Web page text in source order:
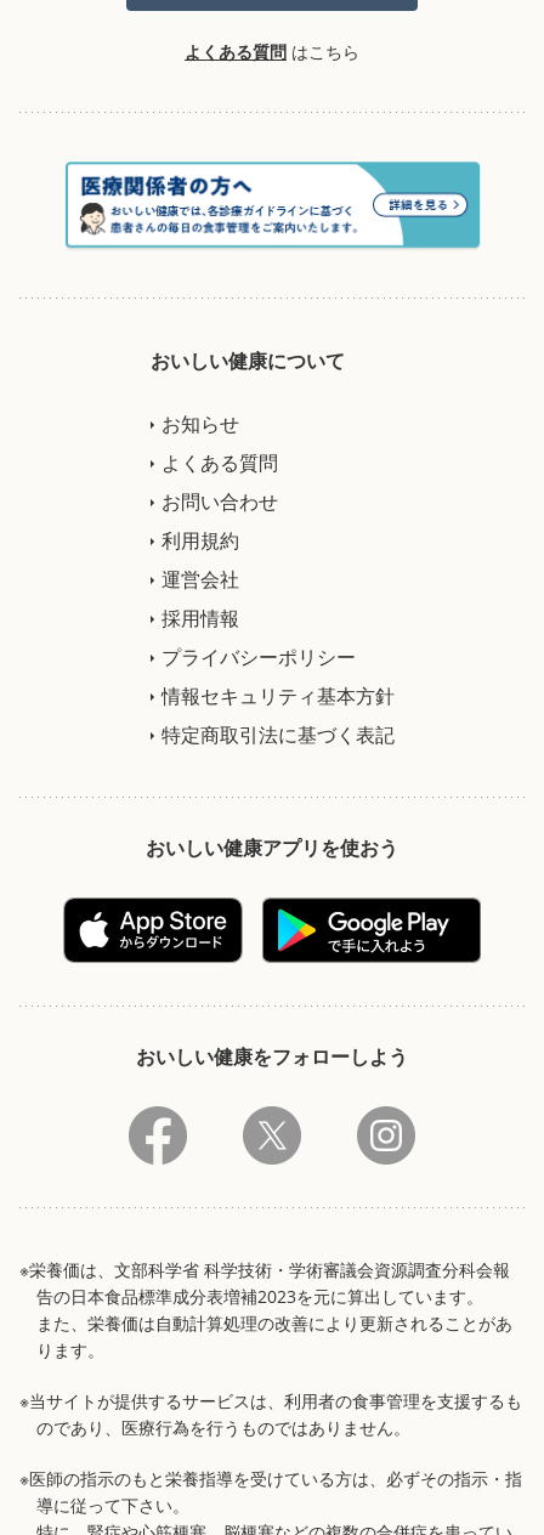
よくある質問 はこちら
おいしい健康について
お知らせ
よくある質問
お問い合わせ
利用規約
運営会社
採用情報
プライバシーポリシー
情報セキュリティ基本方針
特定商取引法に基づく表記
おいしい健康アプリを使おう
おいしい健康をフォローしよう
※栄養価は、文部科学省 科学技術・学術審議会資源調査分科会報
告の日本食品標準成分表増補2023を元に算出しています。
また、栄養価は自動計算処理の改善により更新されることがあ
ります。
※当サイトが提供するサービスは、利用者の食事管理を支援するも
のであり、医療行為を行うものではありません。
※医師の指示のもと栄養指導を受けている方は、必ずその指示・指
導に従って下さい。